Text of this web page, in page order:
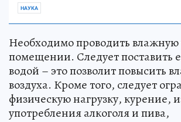
НАУКА
Необходимо проводить влажную
помещении. Следует поставить
водой – это позволит повысить
воздуха. Кроме того, следует
физическую нагрузку, курение,
употребления алкоголя и пива,